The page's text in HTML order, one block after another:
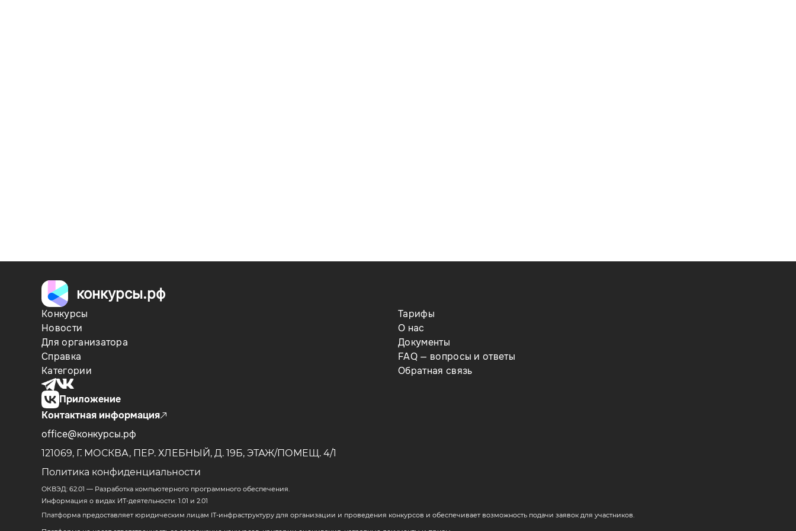
конкурсы.рф
Конкурсы
Новости
Для организатора
Справка
Категории
Тарифы
О нас
Документы
FAQ — вопросы и ответы
Обратная связь
Приложение
Контактная информация
office@конкурсы.рф
121069, Г. МОСКВА, ПЕР. ХЛЕБНЫЙ, Д. 19Б, ЭТАЖ/ПОМЕЩ. 4/1
Политика конфиденциальности
ОКВЭД: 62.01 — Разработка компьютерного программного обеспечения.
Информация о видах ИТ-деятельности: 1.01 и 2.01
Платформа предоставляет юридическим лицам IT-инфраструктуру для организации и проведения конкурсов и обеспечивает возможность подачи заявок для участников.